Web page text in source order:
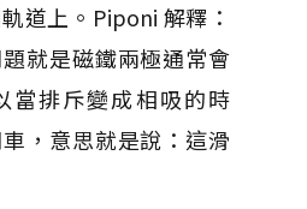
道上。Piponi 解釋：
題就是磁鐵兩極通常會
當排斥變成相吸的時
，意思就是說：這滑